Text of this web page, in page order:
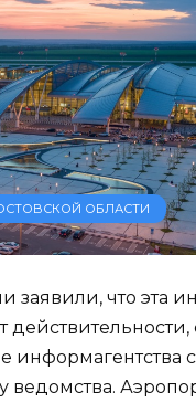
ОБЛАСТИ
заявили, что эта
информагентства
ведомства.